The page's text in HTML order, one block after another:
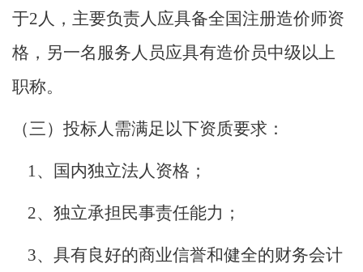
于2人，主要负责人应具备全国注册造价师资
格，另一名服务人员应具有造价员中级以上
职称。
（三）投标人需满足以下资质要求：
1、国内独立法人资格；
2、独立承担民事责任能力；
3、具有良好的商业信誉和健全的财务会计